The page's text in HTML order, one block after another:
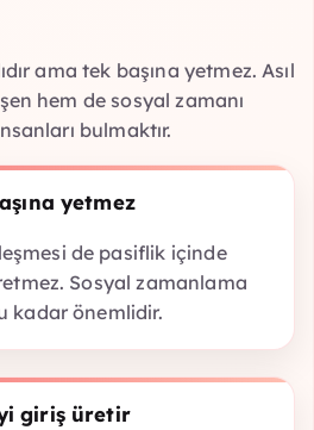
ama tek başına yetmez. Asıl
hem de sosyal zamanı
bulmaktır.
yetmez
de pasiflik içinde
Sosyal zamanlama
kadar önemlidir.
giriş üretir